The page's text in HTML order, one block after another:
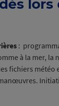
:
à la mer,
fichiers météo